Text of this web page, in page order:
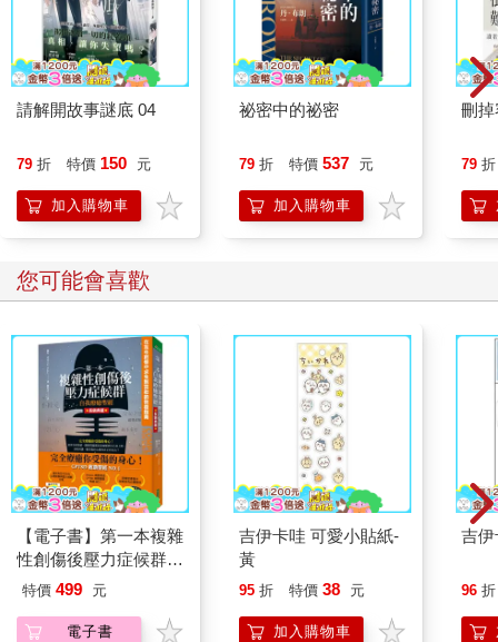
請解開故事謎底 04
79 折 特價 150 元
加入購物車
祕密中的祕密
79 折 特價 537 元
加入購物車
刪
79 折
您可能會喜歡
【電子書】第一本複雜
性創傷後壓力症候群自
我療癒聖經（長銷典
特價 499 元
電子書
吉伊卡哇 可愛小貼紙-
黃
95 折 特價 38 元
加入購物車
吉
96 折